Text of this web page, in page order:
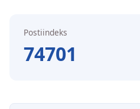
Postiindeks
74701